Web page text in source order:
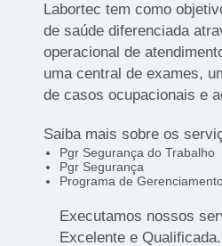
Labortec tem como
de saúde diferenciada
operacional de
uma central de exames,
de casos ocupacionais e
Saiba mais sobre os
Pgr Segurança do Trabalho
Pgr Segurança
Programa de
Executamos nossos
Excelente e